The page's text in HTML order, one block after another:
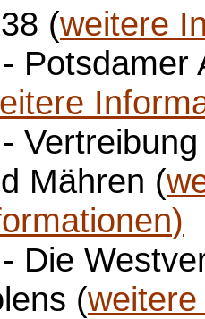
(weitere
Mähren (
)
(